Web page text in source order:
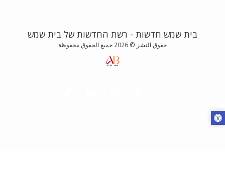
בית שמש חדשות - רשת החדשות של בית שמש
حقوق النشر © 2026 جميع الحقوق محفوظة